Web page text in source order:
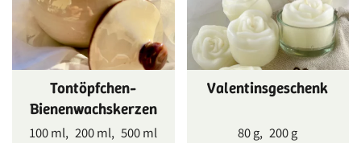
Tontöpfchen-
Bienenwachskerzen
100 ml, 200 ml, 500 ml
Valentinsgeschenk
80 g, 200 g